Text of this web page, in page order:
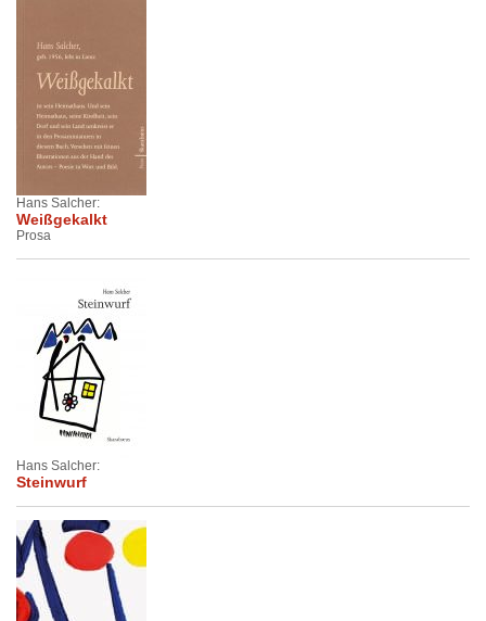
Hans Salcher:
Weißgekalkt
Prosa
Hans Salcher:
Steinwurf